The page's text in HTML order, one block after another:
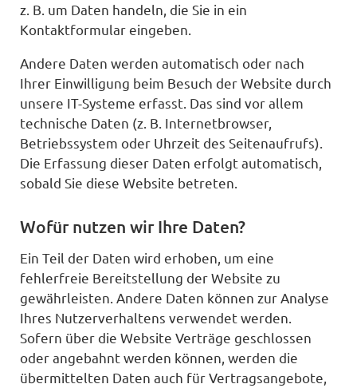
z. B. um Daten handeln, die Sie in ein
Kontaktformular eingeben.
Andere Daten werden automatisch oder nach
Ihrer Einwilligung beim Besuch der Website durch
unsere IT-Systeme erfasst. Das sind vor allem
technische Daten (z. B. Internetbrowser,
Betriebssystem oder Uhrzeit des Seitenaufrufs).
Die Erfassung dieser Daten erfolgt automatisch,
sobald Sie diese Website betreten.
Wofür nutzen wir Ihre Daten?
Ein Teil der Daten wird erhoben, um eine
fehlerfreie Bereitstellung der Website zu
gewährleisten. Andere Daten können zur Analyse
Ihres Nutzerverhaltens verwendet werden.
Sofern über die Website Verträge geschlossen
oder angebahnt werden können, werden die
übermittelten Daten auch für Vertragsangebote,